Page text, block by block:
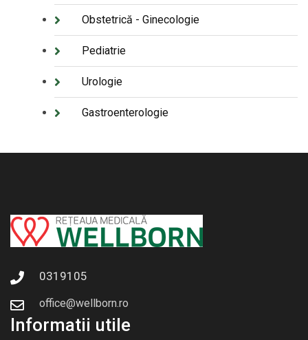
Obstetrică - Ginecologie
Pediatrie
Urologie
Gastroenterologie
0319105
office@wellborn.ro
Informatii utile